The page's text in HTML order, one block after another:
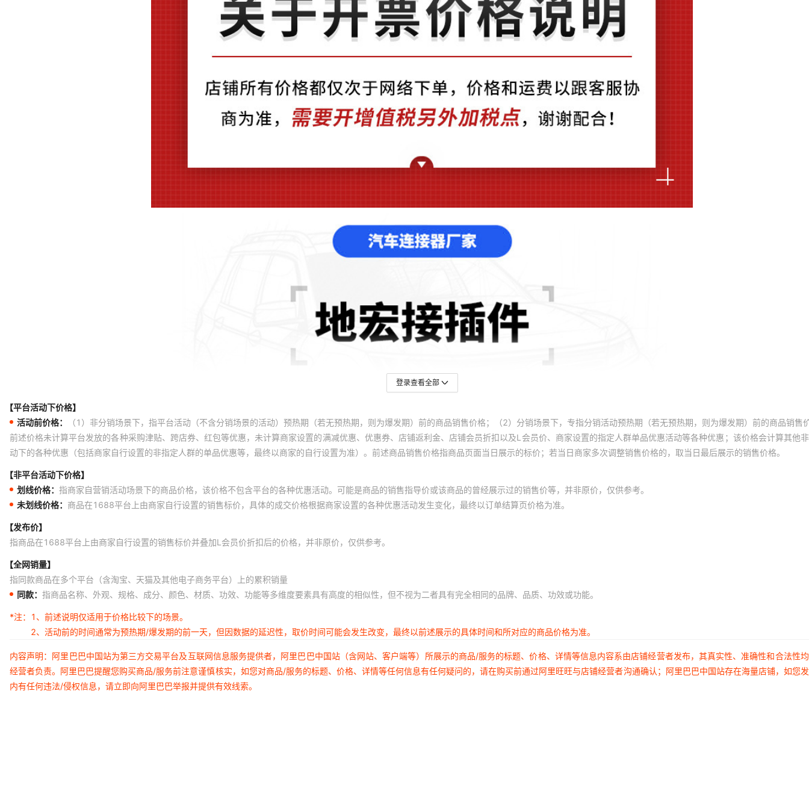
登录查看全部
【平台活动下价格】
活动前价格：
（1）非分销场景下，指平台活动（不含分销场景的活动）预热期（若无预热期，则为爆发期）前的商品销售价格；（2）分销场景下，专指分销活动预热期（若无预热期，则为爆发期）前的商品销售
前述价格未计算平台发放的各种采购津贴、跨店券、红包等优惠，未计算商家设置的满减优惠、优惠券、店铺返利金、店铺会员折扣以及L会员价、商家设置的指定人群单品优惠活动等各种优惠；该价格会计算其他
动下的各种优惠（包括商家自行设置的非指定人群的单品优惠等，最终以商家的自行设置为准）。前述商品销售价格指商品页面当日展示的标价；若当日商家多次调整销售价格的，取当日最后展示的销售价格。
【非平台活动下价格】
划线价格： 指商家自营销活动场景下的商品价格，该价格不包含平台的各种优惠活动。可能是商品的销售指导价或该商品的曾经展示过的销售价等，并非原价，仅供参考。
未划线价格： 商品在1688平台上由商家自行设置的销售标价，具体的成交价格根据商家设置的各种优惠活动发生变化，最终以订单结算页价格为准。
【发布价】
指商品在1688平台上由商家自行设置的销售标价并叠加L会员价折扣后的价格，并非原价，仅供参考。
【全网销量】
指同款商品在多个平台（含淘宝、天猫及其他电子商务平台）上的累积销量
同款： 指商品名称、外观、规格、成分、颜色、材质、功效、功能等多维度要素具有高度的相似性，但不视为二者具有完全相同的品牌、品质、功效或功能。
*注：
1、前述说明仅适用于价格比较下的场景。
2、活动前的时间通常为预热期/爆发期的前一天，但因数据的延迟性，取价时间可能会发生改变，最终以前述展示的具体时间和所对应的商品价格为准。
内容声明：阿里巴巴中国站为第三方交易平台及互联网信息服务提供者，阿里巴巴中国站（含网站、客户端等）所展示的商品/服务的标题、价格、详情等信息内容系由店铺经营者发布，其真实性、准确性和合法性
经营者负责。阿里巴巴提醒您购买商品/服务前注意谨慎核实，如您对商品/服务的标题、价格、详情等任何信息有任何疑问的，请在购买前通过阿里旺旺与店铺经营者沟通确认；阿里巴巴中国站存在海量店铺，如您
内有任何违法/侵权信息，请立即向阿里巴巴举报并提供有效线索。